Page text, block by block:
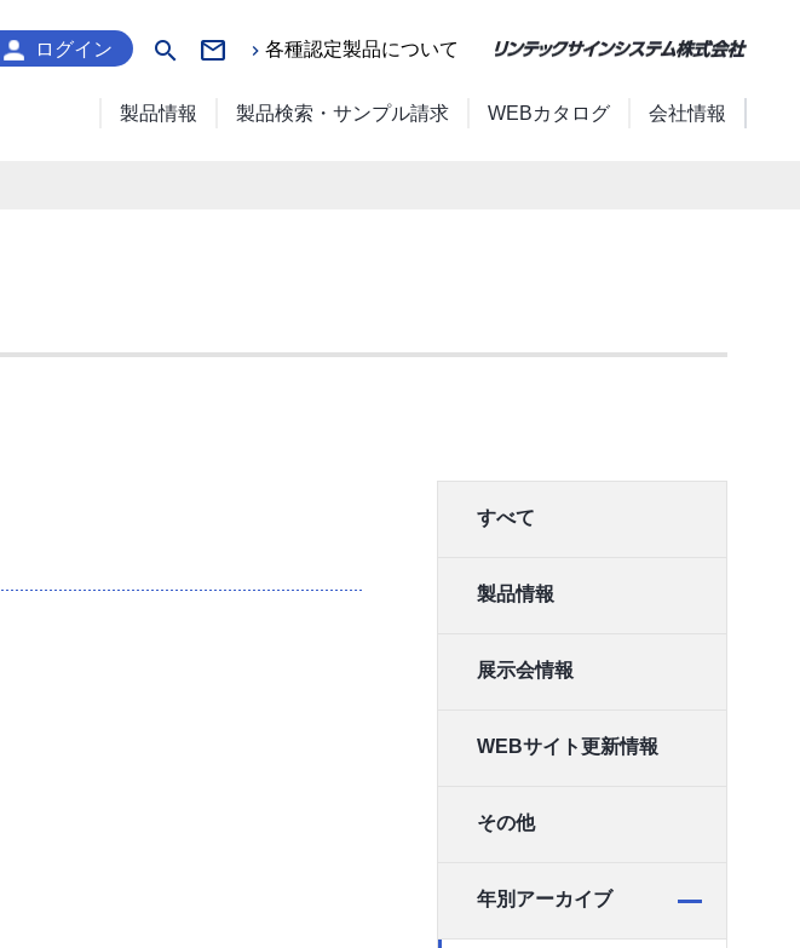
ログイン search 各種認定製品について
製品情報 製品検索・サンプル請求 WEBカタログ 会社情報
すべて
製品情報
展示会情報
WEBサイト更新情報
その他
年別アーカイブ